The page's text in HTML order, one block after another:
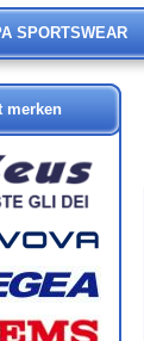
SPORTSWEAR
merken